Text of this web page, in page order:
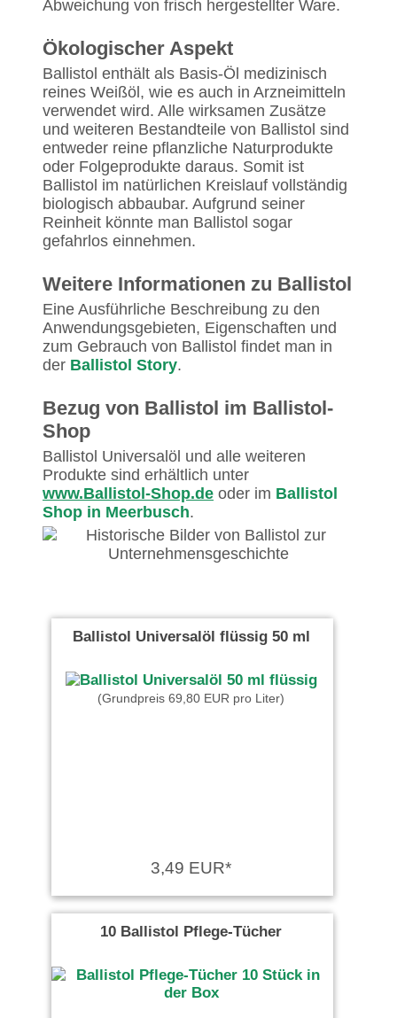
Abweichung von frisch hergestellter Ware.
Ökologischer Aspekt
Ballistol enthält als Basis-Öl medizinisch
reines Weißöl, wie es auch in Arzneimitteln
verwendet wird. Alle wirksamen Zusätze
und weiteren Bestandteile von Ballistol sind
entweder reine pflanzliche Naturprodukte
oder Folgeprodukte daraus. Somit ist
Ballistol im natürlichen Kreislauf vollständig
biologisch abbaubar. Aufgrund seiner
Reinheit könnte man Ballistol sogar
gefahrlos einnehmen.
Weitere Informationen zu Ballistol
Eine Ausführliche Beschreibung zu den
Anwendungsgebieten, Eigenschaften und
zum Gebrauch von Ballistol findet man in
der Ballistol Story.
Bezug von Ballistol im Ballistol-
Shop
Ballistol Universalöl und alle weiteren
Produkte sind erhältlich unter
www.Ballistol-Shop.de oder im Ballistol
Shop in Meerbusch.
Ballistol Universalöl flüssig 50 ml
(Grundpreis 69,80 EUR pro Liter)
3,49 EUR*
10 Ballistol Pflege-Tücher